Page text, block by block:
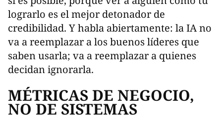
lograrlo es el mejor detonador de
credibilidad. Y habla abiertamente: la IA no
va a reemplazar a los buenos líderes que
saben usarla; va a reemplazar a quienes
decidan ignorarla.
MÉTRICAS DE NEGOCIO,
NO DE SISTEMAS